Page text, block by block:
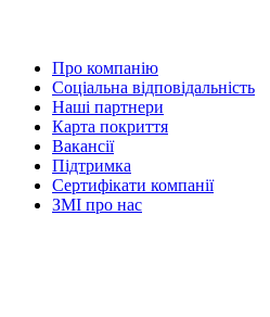
Про компанію
Соціальна відповідальність
Наші партнери
Карта покриття
Вакансії
Підтримка
Сертифікати компанії
ЗМІ про нас